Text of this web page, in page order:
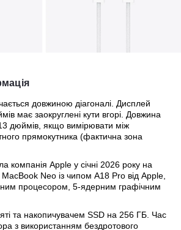
довжиною діагоналі. Дисплей
має заокруглені кути вгорі. Довжина
13 дюймів, якщо вимірювати між
прямокутника (фактична зона
компанія Apple у січні 2026 року на
Neo із чипом A18 Pro від Apple,
процесором, 5-ядерним графічним
та накопичувачем SSD на 256 ГБ. Час
з використанням бездротового